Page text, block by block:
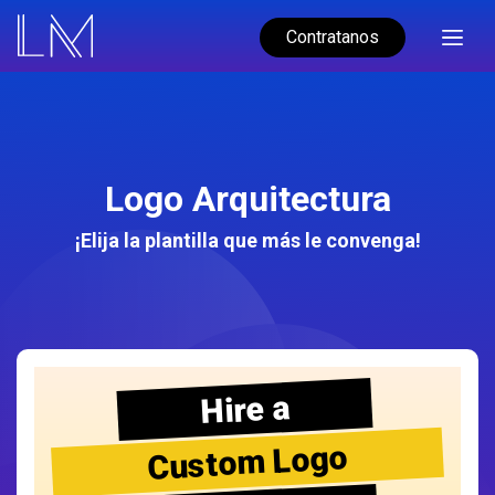
Contratanos
Logo Arquitectura
¡Elija la plantilla que más le convenga!
Hire a
Custom Logo